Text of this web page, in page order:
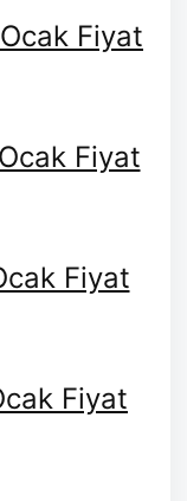
Fiyat
Fiyat
Fiyat
Fiyat